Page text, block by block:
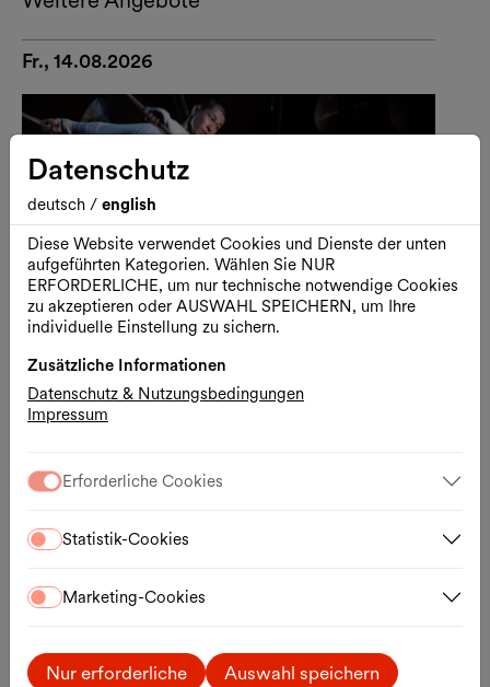
Fr., 14.08.2026
U-THEATER
14.08.2026, 20:00 Uhr
Datenschutz
deutsch / english
Diese Website verwendet Cookies und Dienste der unten
aufgeführten Kategorien. Wählen Sie NUR
ERFORDERLICHE, um nur technische notwendige Cookies
zu akzeptieren oder AUSWAHL SPEICHERN, um Ihre
individuelle Einstellung zu sichern.
Zusätzliche Informationen
Datenschutz & Nutzungsbedingungen
Impressum
Erforderliche Cookies
Statistik-Cookies
Marketing-Cookies
Nur erforderliche
Auswahl speichern